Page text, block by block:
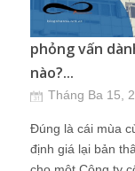
phỏng vấn
nào?...
Tháng Ba 15,
Đúng là cái mùa
định giá lại bản